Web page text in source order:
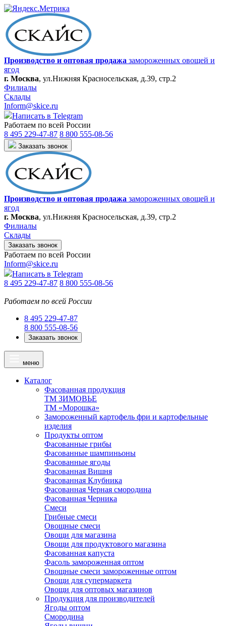
Производство и оптовая продажа замороженных овощей и
ягод
г. Москва, ул.Нижняя Красносельская, д.39, стр.2
Филиалы
Склады
Inform@skice.ru
Написать в Telegram
Работаем по всей России
8 495 229-47-87 8 800 555-08-56
Заказать звонок
Производство и оптовая продажа замороженных овощей и
ягод
г. Москва, ул.Нижняя Красносельская, д.39, стр.2
Филиалы
Склады
Заказать звонок
Работаем по всей России
Inform@skice.ru
Написать в Telegram
8 495 229-47-87 8 800 555-08-56
Работаем по всей России
8 495 229-47-87
8 800 555-08-56
Заказать звонок
меню
Каталог
Фасованная продукция
ТМ ЗИМОВЬЕ
ТМ «Морошка»
Замороженный картофель фри и картофельные
изделия
Продукты оптом
Фасованные грибы
Фасованные шампиньоны
Фасованные ягоды
Фасованная Вишня
Фасованная Клубника
Фасованная Черная смородина
Фасованная Черника
Смеси
Грибные смеси
Овощные смеси
Овощи для магазина
Овощи для продуктового магазина
Фасованная капуста
Фасоль замороженная оптом
Овощные смеси замороженные оптом
Овощи для супермаркета
Овощи для оптовых магазинов
Продукция для производителей
Ягоды оптом
Смородина